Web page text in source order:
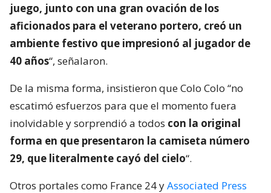
juego, junto con una gran ovación de los
aficionados para el veterano portero, creó un
ambiente festivo que impresionó al jugador de
40 años“, señalaron.
De la misma forma, insistieron que Colo Colo “no
escatimó esfuerzos para que el momento fuera
inolvidable y sorprendió a todos con la original
forma en que presentaron la camiseta número
29, que literalmente cayó del cielo“.
Otros portales como France 24 yAssociated Press